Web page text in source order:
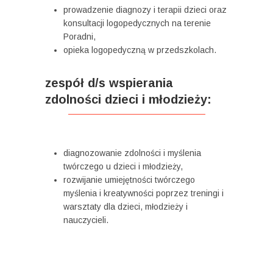
prowadzenie diagnozy i terapii dzieci oraz
konsultacji logopedycznych na terenie
Poradni,
opieka logopedyczną w przedszkolach.
zespół d/s wspierania
zdolności dzieci i młodzieży:
diagnozowanie zdolności i myślenia
twórczego u dzieci i młodzieży,
rozwijanie umiejętności twórczego
myślenia i kreatywności poprzez treningi i
warsztaty dla dzieci, młodzieży i
nauczycieli.